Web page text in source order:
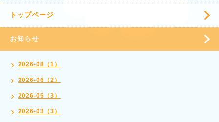
トップページ
お知らせ
2026-08（1）
2026-06（2）
2026-05（3）
2026-03（3）